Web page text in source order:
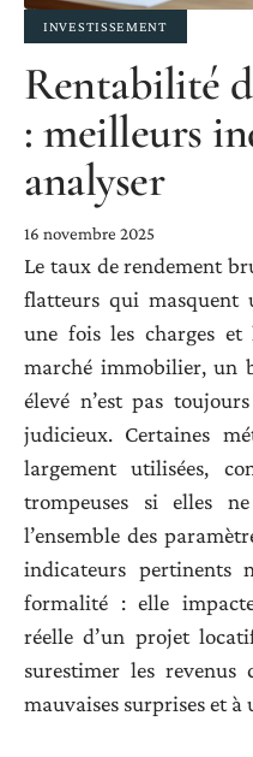
INVESTISSEMENT
Rentabilité
: meilleurs
analyser
16 novembre 2025
Le taux de rendement
flatteurs qui masquent
une fois les charges
marché immobilier, un
élevé n’est pas
judicieux. Certaines
largement utilisées,
trompeuses si elles
l’ensemble des
indicateurs pertinents
formalité : elle
réelle d’un projet
surestimer les
mauvaises surprises et